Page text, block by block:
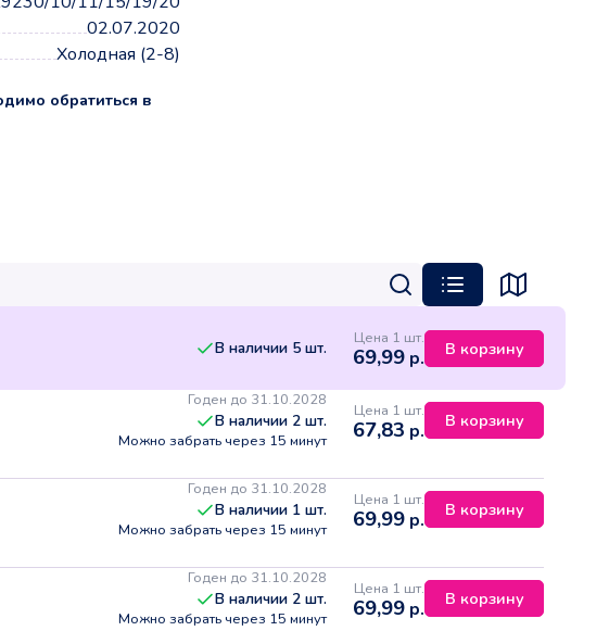
02.07.2020
Холодная (2-8)
обратиться в
В наличии 5 шт. Цена 1 шт.
69,99 р. В корзину
Годен до 31.10.2028
В наличии 2 шт.
Можно забрать через 15 минут
Цена 1 шт.
67,83 р. В корзину
Годен до 31.10.2028
В наличии 1 шт.
Можно забрать через 15 минут
Цена 1 шт.
69,99 р. В корзину
Годен до 31.10.2028
В наличии 2 шт.
Можно забрать через 15 минут
Цена 1 шт.
69,99 р. В корзину